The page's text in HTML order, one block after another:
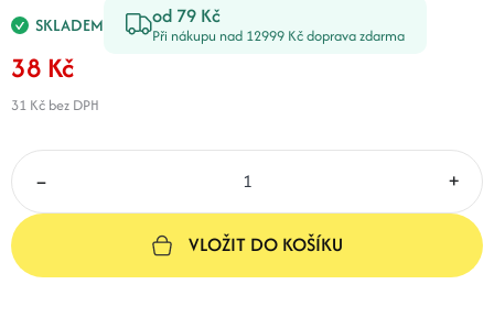
SKLADEM od 79 Kč
Při nákupu nad 12999 Kč doprava zdarma
38 Kč
31 Kč bez DPH
– +
VLOŽIT DO KOŠÍKU